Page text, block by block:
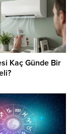
Kaç Günde Bir